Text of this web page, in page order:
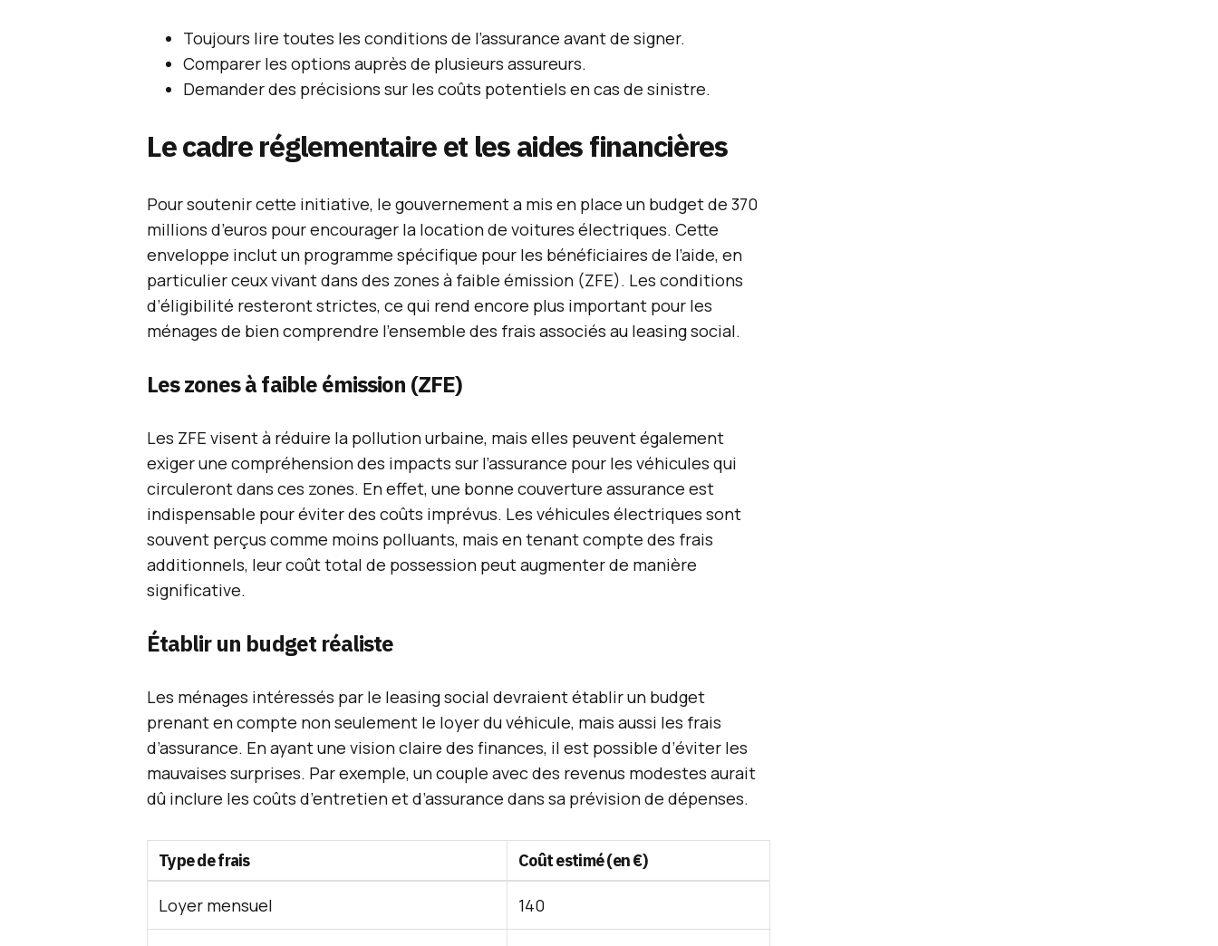
Toujours lire toutes les conditions de l’assurance avant de signer.
Comparer les options auprès de plusieurs assureurs.
Demander des précisions sur les coûts potentiels en cas de sinistre.
Le cadre réglementaire et les aides financières
Pour soutenir cette initiative, le gouvernement a mis en place un budget de 370
millions d’euros pour encourager la location de voitures électriques. Cette
enveloppe inclut un programme spécifique pour les bénéficiaires de l’aide, en
particulier ceux vivant dans des zones à faible émission (ZFE). Les conditions
d’éligibilité resteront strictes, ce qui rend encore plus important pour les
ménages de bien comprendre l’ensemble des frais associés au leasing social.
Les zones à faible émission (ZFE)
Les ZFE visent à réduire la pollution urbaine, mais elles peuvent également
exiger une compréhension des impacts sur l’assurance pour les véhicules qui
circuleront dans ces zones. En effet, une bonne couverture assurance est
indispensable pour éviter des coûts imprévus. Les véhicules électriques sont
souvent perçus comme moins polluants, mais en tenant compte des frais
additionnels, leur coût total de possession peut augmenter de manière
significative.
Établir un budget réaliste
Les ménages intéressés par le leasing social devraient établir un budget
prenant en compte non seulement le loyer du véhicule, mais aussi les frais
d’assurance. En ayant une vision claire des finances, il est possible d’éviter les
mauvaises surprises. Par exemple, un couple avec des revenus modestes aurait
dû inclure les coûts d’entretien et d’assurance dans sa prévision de dépenses.
Type de frais Coût estimé (en €)
Loyer mensuel 140